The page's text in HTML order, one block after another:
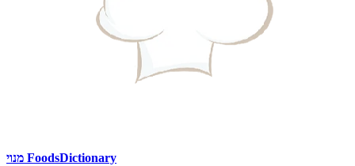
מנוי FoodsDictionary